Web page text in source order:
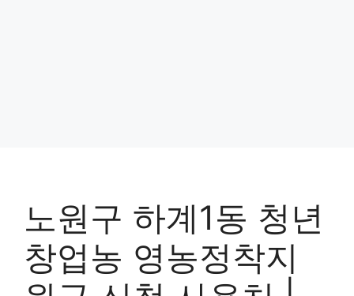
노원구 하계1동 청년
창업농 영농정착지